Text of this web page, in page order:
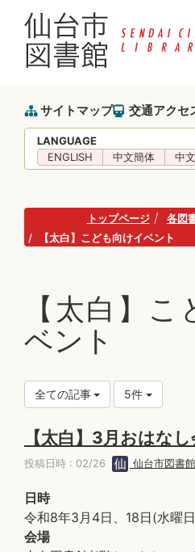
サイトマップ 交通アクセ
LANGUAGE
ENGLISH
中文簡体 中
トップページ 各図
【太白】こども向けイベント
【太白】
ベント
全ての記事 5件
【太白】3月おはな
投稿日時 : 02/26 仙台市図書館
日時
令和8年3月4日、18日(水
会場